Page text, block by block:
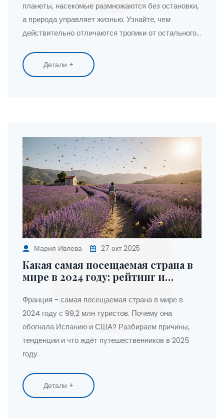
планеты, насекомые размножаются без остановки,
а природа управляет жизнью. Узнайте, чем
действительно отличаются тропики от остального
Детали +
Мария Ивлева 27 окт 2025
Какая самая посещаемая страна в
мире в 2024 году: рейтинг и
Франция - самая посещаемая страна в мире в
2024 году с 99,2 млн туристов. Почему она
обогнала Испанию и США? Разбираем причины,
тенденции и что ждёт путешественников в 2025
году.
Детали +